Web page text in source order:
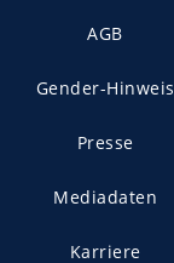
AGB
Gender-Hinweis
Presse
Mediadaten
Karriere